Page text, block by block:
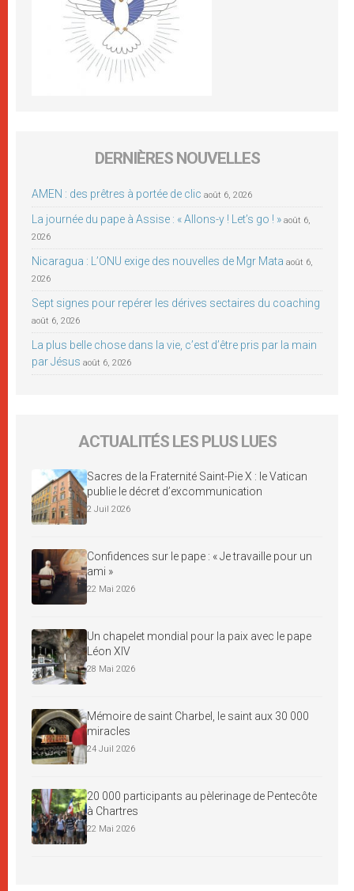
DERNIÈRES NOUVELLES
AMEN : des prêtres à portée de clic août 6, 2026
La journée du pape à Assise : « Allons-y ! Let’s go ! » août 6,
2026
Nicaragua : L’ONU exige des nouvelles de Mgr Mata août 6,
2026
Sept signes pour repérer les dérives sectaires du coaching
août 6, 2026
La plus belle chose dans la vie, c’est d’être pris par la main
par Jésus août 6, 2026
ACTUALITÉS LES PLUS LUES
Sacres de la Fraternité Saint-Pie X : le Vatican
publie le décret d’excommunication
2 Juil 2026
Confidences sur le pape : « Je travaille pour un
ami »
22 Mai 2026
Un chapelet mondial pour la paix avec le pape
Léon XIV
28 Mai 2026
Mémoire de saint Charbel, le saint aux 30 000
miracles
24 Juil 2026
20 000 participants au pèlerinage de Pentecôte
à Chartres
22 Mai 2026